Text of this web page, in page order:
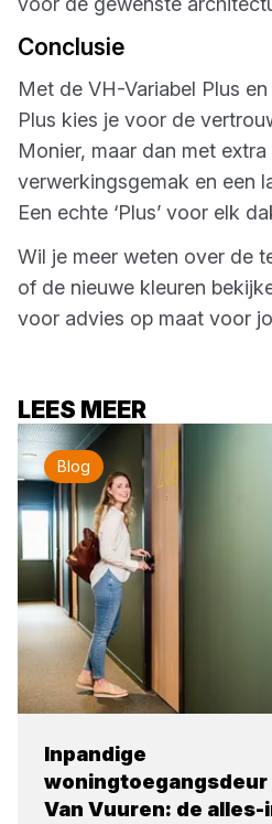
Conclusie
Met de VH-Variabel Plus
Plus kies je voor de
Monier, maar dan met
verwerkingsgemak en een
Een echte ‘Plus’ voor elk
Wil je meer weten over de
of de nieuwe kleuren
voor advies op maat voor
LEES MEER
Blog
Inpandige
woningtoegangsdeur
Van Vuuren: de alles-